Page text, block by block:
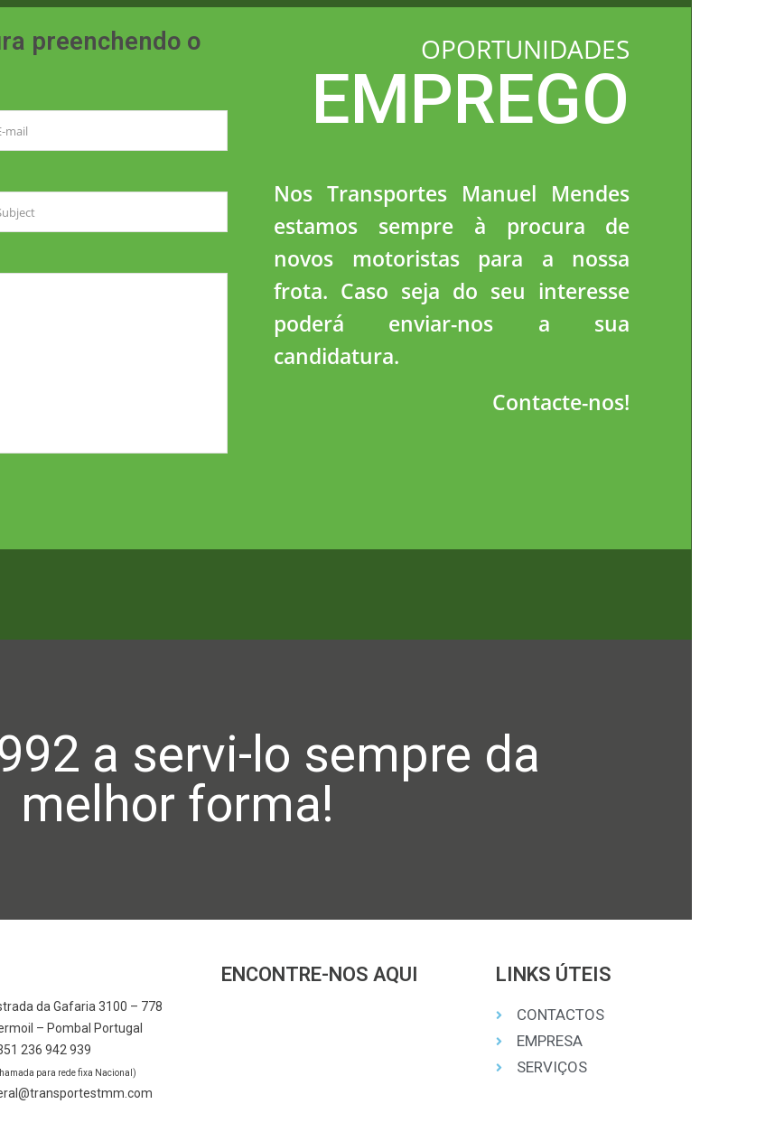
preenchendo o
OPORTUNIDADES
EMPREGO
Nos Transportes Manuel Mendes
estamos sempre à procura de
novos motoristas para a nossa
frota. Caso seja do seu interesse
poderá enviar-nos a sua
candidatura.
Contacte-nos!
a servi-lo sempre da
melhor forma!
da Gafaria 3100 – 778
– Pombal Portugal
236 942 939
para rede fixa Nacional)
ENCONTRE-NOS AQUI LINKS ÚTEIS
CONTACTOS
EMPRESA
SERVIÇOS